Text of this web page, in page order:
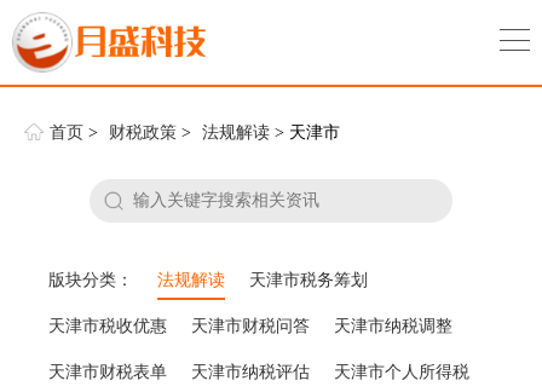
首页 > 财税政策 > 法规解读 > 天津市
版块分类： 法规解读 天津市税务筹划
天津市税收优惠 天津市财税问答 天津市纳税调整
天津市财税表单 天津市纳税评估 天津市个人所得税